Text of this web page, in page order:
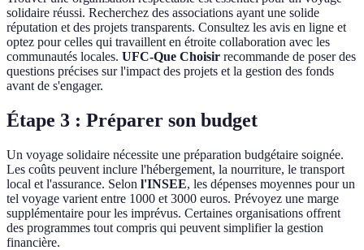
solidaire réussi. Recherchez des associations ayant une solide
réputation et des projets transparents. Consultez les avis en ligne et
optez pour celles qui travaillent en étroite collaboration avec les
communautés locales. UFC-Que Choisir recommande de poser des
questions précises sur l'impact des projets et la gestion des fonds
avant de s'engager.
Étape 3 : Préparer son budget
Un voyage solidaire nécessite une préparation budgétaire soignée.
Les coûts peuvent inclure l'hébergement, la nourriture, le transport
local et l'assurance. Selon l'INSEE, les dépenses moyennes pour un
tel voyage varient entre 1000 et 3000 euros. Prévoyez une marge
supplémentaire pour les imprévus. Certaines organisations offrent
des programmes tout compris qui peuvent simplifier la gestion
financière.